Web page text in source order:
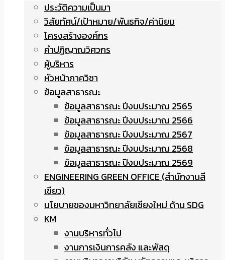
ประวัติความเป็นมา
วิสัยทัศน์/เป้าหมาย/พันธกิจ/ค่านิยม
โครงสร้างองค์กร
คำปฏิญาณวิศวกร
ผู้บริหาร
หัวหน้าภาควิชา
ข้อมูลสาธารณะ
ข้อมูลสาธารณะ ปีงบประมาณ 2565
ข้อมูลสาธารณะ ปีงบประมาณ 2566
ข้อมูลสาธารณะ ปีงบประมาณ 2567
ข้อมูลสาธารณะ ปีงบประมาณ 2568
ข้อมูลสาธารณะ ปีงบประมาณ 2569
ENGINEERING GREEN OFFICE (สำนักงานสี
เขียว)
นโยบายของมหาวิทยาลัยเชียงใหม่ ด้าน SDG
KM
งานบริหารทั่วไป
งานการเงินการคลัง และพัสดุ